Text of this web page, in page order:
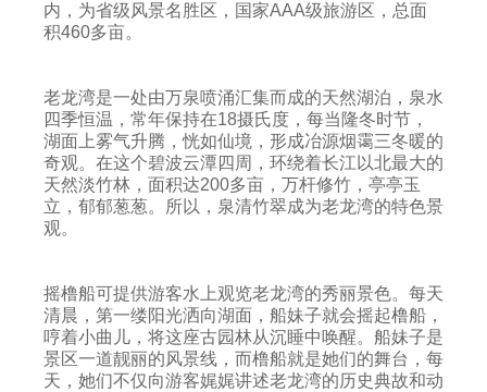
内，为省级风景名胜区，国家AAA级旅游区，总面
积460多亩。
老龙湾是一处由万泉喷涌汇集而成的天然湖泊，泉水
四季恒温，常年保持在18摄氏度，每当隆冬时节，
湖面上雾气升腾，恍如仙境，形成冶源烟霭三冬暖的
奇观。在这个碧波云潭四周，环绕着长江以北最大的
天然淡竹林，面积达200多亩，万杆修竹，亭亭玉
立，郁郁葱葱。所以，泉清竹翠成为老龙湾的特色景
观。
摇橹船可提供游客水上观览老龙湾的秀丽景色。每天
清晨，第一缕阳光洒向湖面，船妹子就会摇起橹船，
哼着小曲儿，将这座古园林从沉睡中唤醒。船妹子是
景区一道靓丽的风景线，而橹船就是她们的舞台，每
天，她们不仅向游客娓娓讲述老龙湾的历史典故和动